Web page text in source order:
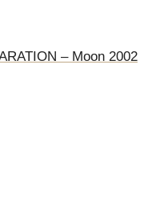
– Moon 2002